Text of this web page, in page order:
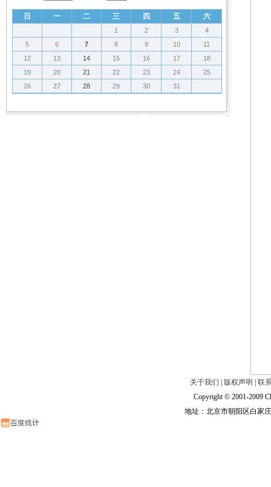
日 一 二 三 四 五 六
1 2 3
4
5
6 7 8 9 10
11
12
13 14 15 16 17
18
19
20 21 22 23 24
25
26
27 28 29 30 31
关于我们 版权声明
联
Copyright © 2001-2009
地址：北京市朝阳区白家